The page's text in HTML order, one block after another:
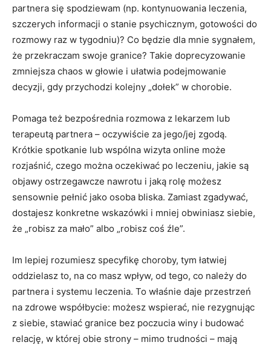
partnera się spodziewam (np. kontynuowania leczenia,
szczerych informacji o stanie psychicznym, gotowości do
rozmowy raz w tygodniu)? Co będzie dla mnie sygnałem,
że przekraczam swoje granice? Takie doprecyzowanie
zmniejsza chaos w głowie i ułatwia podejmowanie
decyzji, gdy przychodzi kolejny „dołek” w chorobie.
Pomaga też bezpośrednia rozmowa z lekarzem lub
terapeutą partnera – oczywiście za jego/jej zgodą.
Krótkie spotkanie lub wspólna wizyta online może
rozjaśnić, czego można oczekiwać po leczeniu, jakie są
objawy ostrzegawcze nawrotu i jaką rolę możesz
sensownie pełnić jako osoba bliska. Zamiast zgadywać,
dostajesz konkretne wskazówki i mniej obwiniasz siebie,
że „robisz za mało” albo „robisz coś źle”.
Im lepiej rozumiesz specyfikę choroby, tym łatwiej
oddzielasz to, na co masz wpływ, od tego, co należy do
partnera i systemu leczenia. To właśnie daje przestrzeń
na zdrowe współbycie: możesz wspierać, nie rezygnując
z siebie, stawiać granice bez poczucia winy i budować
relację, w której obie strony – mimo trudności – mają